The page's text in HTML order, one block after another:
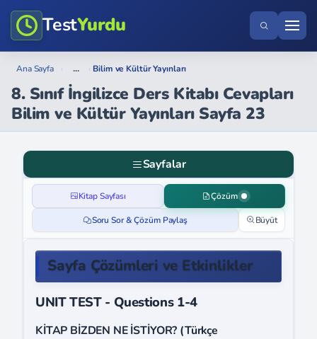
TestYurdu
Ana Sayfa › ... › Bilim ve Kültür Yayınları
8. Sınıf İngilizce Ders Kitabı Cevapları
Bilim ve Kültür Yayınları Sayfa 23
Sayfalar
Kitap Sayfası Çözüm
Soru Sor & Çözüm Paylaş Büyüt
Sayfa Çözümleri ve Etkinlikler
UNIT TEST - Questions 1-4
KİTAP BİZDEN NE İSTİYOR? (Türkçe